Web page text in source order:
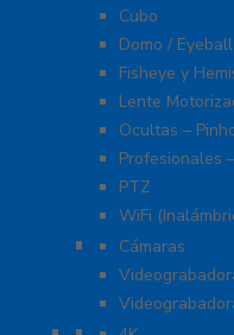
Cubo
Domo /
Fisheye y
Lente
Ocultas –
Profesionales
PTZ
WiFi
Cámaras